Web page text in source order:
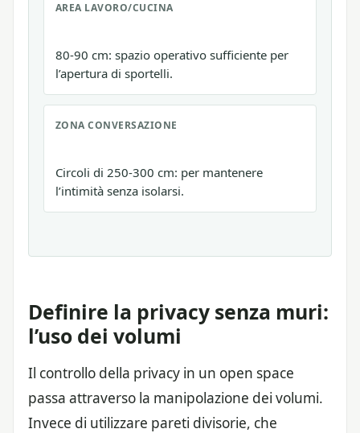
AREA LAVORO/CUCINA
80-90 cm: spazio operativo sufficiente per
l’apertura di sportelli.
ZONA CONVERSAZIONE
Circoli di 250-300 cm: per mantenere
l’intimità senza isolarsi.
Definire la privacy senza muri:
l’uso dei volumi
Il controllo della privacy in un open space
passa attraverso la manipolazione dei volumi.
Invece di utilizzare pareti divisorie, che